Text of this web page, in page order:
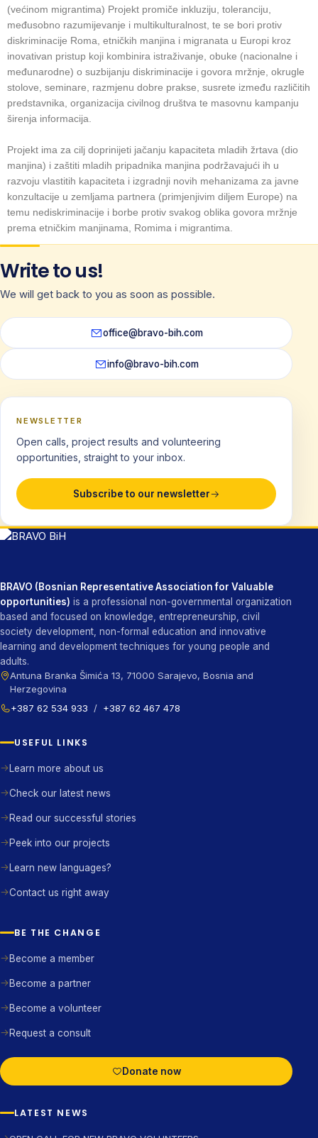
(većinom migrantima) Projekt promiče inkluziju, toleranciju,
međusobno razumijevanje i multikulturalnost, te se bori protiv
diskriminacije Roma, etničkih manjina i migranata u Europi kroz
inovativan pristup koji kombinira istraživanje, obuke (nacionalne i
međunarodne) o suzbijanju diskriminacije i govora mržnje, okrugle
stolove, seminare, razmjenu dobre prakse, susrete između različitih
predstavnika, organizacija civilnog društva te masovnu kampanju
širenja informacija.
Projekt ima za cilj doprinijeti jačanju kapaciteta mladih žrtava (dio
manjina) i zaštiti mladih pripadnika manjina podržavajući ih u
razvoju vlastitih kapaciteta i izgradnji novih mehanizama za javne
konzultacije u zemljama partnera (primjenjivim diljem Europe) na
temu nediskriminacije i borbe protiv svakog oblika govora mržnje
prema etničkim manjinama, Romima i migrantima.
Write to us!
We will get back to you as soon as possible.
office@bravo-bih.com
info@bravo-bih.com
NEWSLETTER
Open calls, project results and volunteering
opportunities, straight to your inbox.
Subscribe to our newsletter
BRAVO (Bosnian Representative Association for Valuable
opportunities) is a professional non-governmental organization
based and focused on knowledge, entrepreneurship, civil
society development, non-formal education and innovative
learning and development techniques for young people and
adults.
Antuna Branka Šimića 13, 71000 Sarajevo, Bosnia and
Herzegovina
+387 62 534 933
/ +387 62 467 478
USEFUL LINKS
Learn more about us
Check our latest news
Read our successful stories
Peek into our projects
Learn new languages?
Contact us right away
BE THE CHANGE
Become a member
Become a partner
Become a volunteer
Request a consult
Donate now
LATEST NEWS